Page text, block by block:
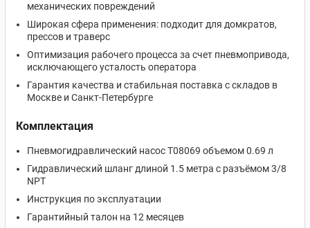
механических повреждений
Широкая сфера применения: подходит для домкратов,
прессов и траверс
Оптимизация рабочего процесса за счет пневмопривода,
исключающего усталость оператора
Гарантия качества и стабильная поставка с складов в
Москве и Санкт-Петербурге
Комплектация
Пневмогидравлический насос T08069 объемом 0.69 л
Гидравлический шланг длиной 1.5 метра с разъёмом 3/8
NPT
Инструкция по эксплуатации
Гарантийный талон на 12 месяцев